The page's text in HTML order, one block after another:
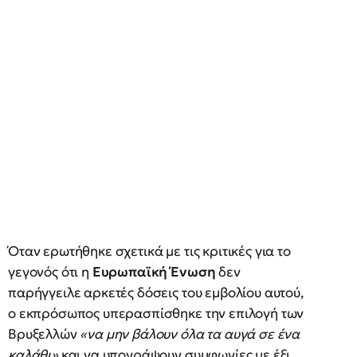
Όταν ερωτήθηκε σχετικά με τις κριτικές για το
γεγονός ότι η Ευρωπαϊκή Ένωσηδεν
παρήγγειλε αρκετές δόσεις του εμβολίου αυτού,
ο εκπρόσωπος υπερασπίσθηκε την επιλογή των
Βρυξελλών«να μην βάλουν όλα τα αυγά σε ένα